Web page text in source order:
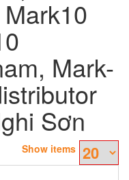
Mark-
Sơn
Show items